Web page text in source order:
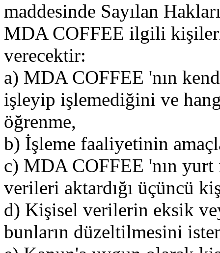
maddesinde Sayılan
MDA COFFEE ilgili
verecektir:
a) MDA COFFEE 'nın
işleyip işlemediğini ve
öğrenme,
b) İşleme faaliyetinin
c) MDA COFFEE 'nın yurt
verileri aktardığı üçüncü
d) Kişisel verilerin eksik
bunların düzeltilmesini